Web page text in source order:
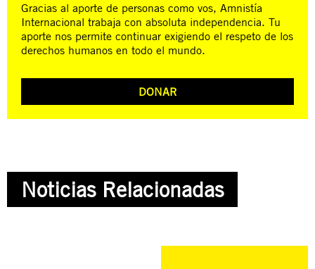
Gracias al aporte de personas como vos, Amnistía
Internacional trabaja con absoluta independencia. Tu
aporte nos permite continuar exigiendo el respeto de los
derechos humanos en todo el mundo.
DONAR
Noticias Relacionadas